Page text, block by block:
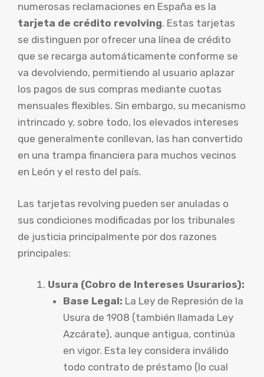
numerosas reclamaciones en España es la
tarjeta de crédito revolving. Estas tarjetas
se distinguen por ofrecer una línea de crédito
que se recarga automáticamente conforme se
va devolviendo, permitiendo al usuario aplazar
los pagos de sus compras mediante cuotas
mensuales flexibles. Sin embargo, su mecanismo
intrincado y, sobre todo, los elevados intereses
que generalmente conllevan, las han convertido
en una trampa financiera para muchos vecinos
en León y el resto del país.
Las tarjetas revolving pueden ser anuladas o
sus condiciones modificadas por los tribunales
de justicia principalmente por dos razones
principales:
Usura (Cobro de Intereses Usurarios):
Base Legal: La Ley de Represión de la
Usura de 1908 (también llamada Ley
Azcárate), aunque antigua, continúa
en vigor. Esta ley considera inválido
todo contrato de préstamo (lo cual